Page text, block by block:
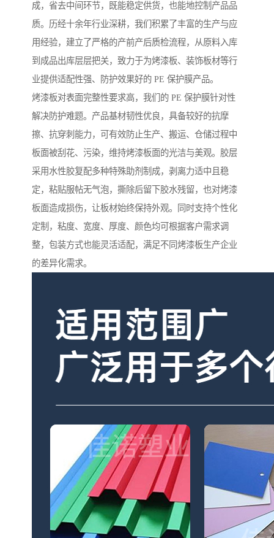
成，省去中间环节，既能稳定供货，也能地控制产品品
质。历经十余年行业深耕，我们积累了丰富的生产与应
用经验，建立了严格的产前产后质检流程，从原料入库
到成品出库层层把关，致力于为烤漆板、装饰板材等行
业提供适配性强、防护效果好的 PE 保护膜产品。
烤漆板对表面完整性要求高，我们的 PE 保护膜针对性
解决防护难题。产品基材韧性优良，具备较好的抗摩
擦、抗穿刺能力，可有效防止生产、搬运、仓储过程中
板面被刮花、污染，维持烤漆板面的光洁与美观。胶层
采用水性胶复配多种特殊助剂制成，剥离力适中且稳
定，粘贴服帖无气泡，撕除后留下胶水残留，也对烤漆
板面造成损伤，让板材始终保持外观。同时支持个性化
定制，粘度、宽度、厚度、颜色均可根据客户需求调
整，包装方式也能灵活适配，满足不同烤漆板生产企业
的差异化需求。